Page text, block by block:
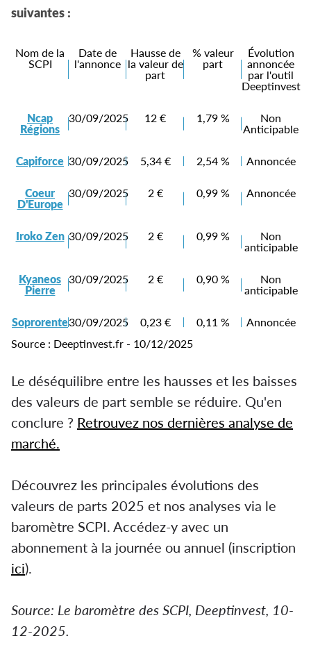
suivantes :
Nom de la
SCPI
Date de
l'annonce
Hausse de
la valeur de
part
% valeur
part
Évolution
annoncée
par l'outil
Deeptinvest
Ncap
Régions
30/09/2025 12 € 1,79 %
Non
Anticipable
Capiforce 30/09/2025 5,34 € 2,54 % Annoncée
Coeur
D'Europe
30/09/2025 2 € 0,99 % Annoncée
Iroko Zen 30/09/2025 2 € 0,99 %
Non
anticipable
Kyaneos
Pierre
30/09/2025 2 € 0,90 %
Non
anticipable
Soprorente30/09/2025 0,23 € 0,11 %
Annoncée
Source : Deeptinvest.fr - 10/12/2025
Le déséquilibre entre les hausses et les baisses
des valeurs de part semble se réduire. Qu'en
conclure ? Retrouvez nos dernières analyse de
marché.
Découvrez les principales évolutions des
valeurs de parts 2025 et nos analyses via le
baromètre SCPI. Accédez-y avec un
abonnement à la journée ou annuel (inscription
ici).
Source: Le baromètre des SCPI, Deeptinvest, 10-
12-2025.